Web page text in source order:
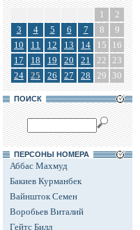
1
2
3
4 5 6 7 8
9
10
11 12 13 14 15
16
17
18 19 20 21 22 23
24
25 26 27 28 29 30
ПОИСК
ПЕРСОНЫ НОМЕРА
Аббас Махмуд
Бакиев Курманбек
Вайншток Семен
Воробьев Виталий
Гейтс Билл